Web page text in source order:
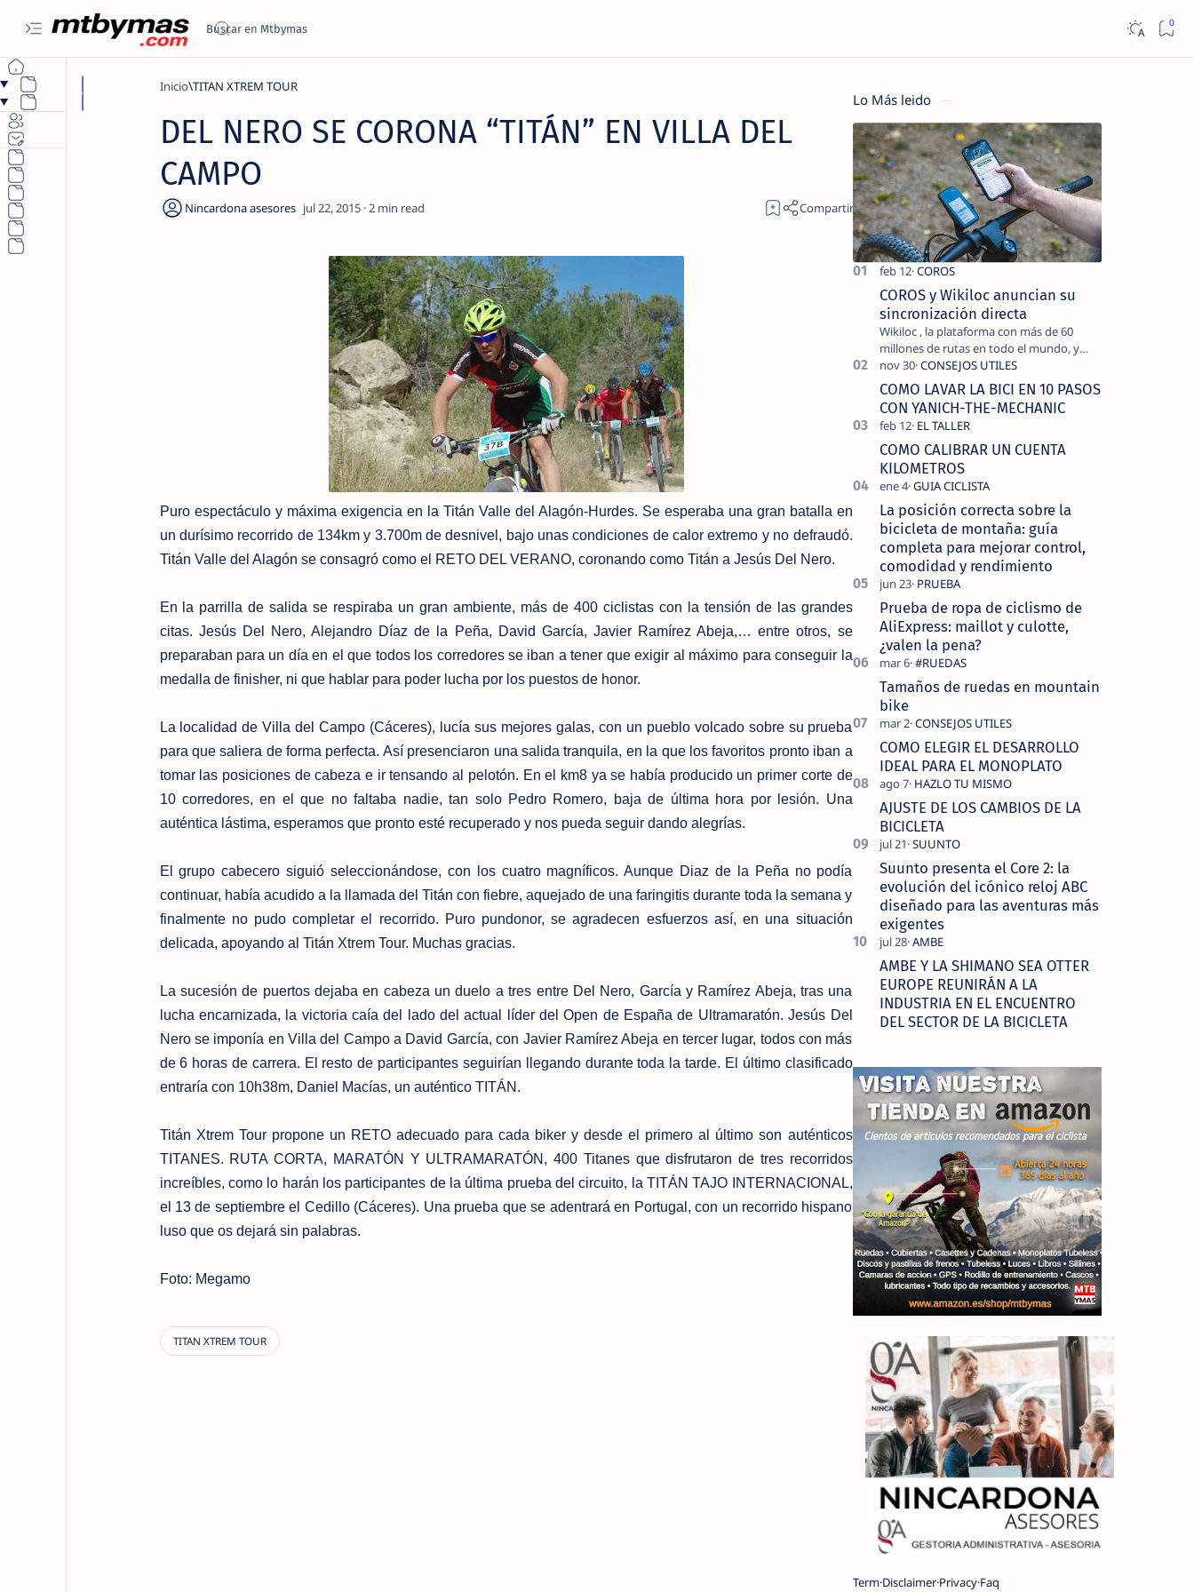
Inicio TITAN XTREM TOUR
DEL NERO SE CORONA “TITÁN” EN VILLA DEL
CAMPO
2
Puro espectáculo y máxima exigencia en la Titán Valle del Alagón-Hurdes. Se esperaba una gran batalla en
un durísimo recorrido de 134km y 3.700m de desnivel, bajo unas condiciones de calor extremo y no defraudó.
Titán Valle del Alagón se consagró como el RETO DEL VERANO, coronando como Titán a Jesús Del Nero.
En la parrilla de salida se respiraba un gran ambiente, más de 400 ciclistas con la tensión de las grandes
citas. Jesús Del Nero, Alejandro Díaz de la Peña, David García, Javier Ramírez Abeja,… entre otros, se
preparaban para un día en el que todos los corredores se iban a tener que exigir al máximo para conseguir la
medalla de finisher, ni que hablar para poder lucha por los puestos de honor.
La localidad de Villa del Campo (Cáceres), lucía sus mejores galas, con un pueblo volcado sobre su prueba
para que saliera de forma perfecta. Así presenciaron una salida tranquila, en la que los favoritos pronto iban a
tomar las posiciones de cabeza e ir tensando al pelotón. En el km8 ya se había producido un primer corte de
10 corredores, en el que no faltaba nadie, tan solo Pedro Romero, baja de última hora por lesión. Una
auténtica lástima, esperamos que pronto esté recuperado y nos pueda seguir dando alegrías.
El grupo cabecero siguió seleccionándose, con los cuatro magníficos. Aunque Diaz de la Peña no podía
continuar, había acudido a la llamada del Titán con fiebre, aquejado de una faringitis durante toda la semana y
finalmente no pudo completar el recorrido. Puro pundonor, se agradecen esfuerzos así, en una situación
delicada, apoyando al Titán Xtrem Tour. Muchas gracias.
La sucesión de puertos dejaba en cabeza un duelo a tres entre Del Nero, García y Ramírez Abeja, tras una
lucha encarnizada, la victoria caía del lado del actual líder del Open de España de Ultramaratón. Jesús Del
Nero se imponía en Villa del Campo a David García, con Javier Ramírez Abeja en tercer lugar, todos con más
de 6 horas de carrera. El resto de participantes seguirían llegando durante toda la tarde. El último clasificado
entraría con 10h38m, Daniel Macías, un auténtico TITÁN.
Titán Xtrem Tour propone un RETO adecuado para cada biker y desde el primero al último son auténticos
TITANES. RUTA CORTA, MARATÓN Y ULTRAMARATÓN, 400 Titanes que disfrutaron de tres recorridos
increíbles, como lo harán los participantes de la última prueba del circuito, la TITÁN TAJO INTERNACIONAL,
el 13 de septiembre el Cedillo (Cáceres). Una prueba que se adentrará en Portugal, con un recorrido hispano
luso que os dejará sin palabras.
Foto: Megamo
Lo Más leido
COROS y Wikiloc anuncian su
sincronización directa
Wikiloc , la plataforma con más de 60
millones de rutas en todo el mundo, y
COROS , marca de dispositivos GPS
reconocida mundialmente por su
tecnolo…
COMO LAVAR LA BICI EN 10 PASOS
CON YANICH-THE-MECHANIC
COMO CALIBRAR UN CUENTA
KILOMETROS
La posición correcta sobre la
bicicleta de montaña: guía
completa para mejorar control,
comodidad y rendimiento
Prueba de ropa de ciclismo de
AliExpress: maillot y culotte,
¿valen la pena?
Tamaños de ruedas en mountain
bike
COMO ELEGIR EL DESARROLLO
IDEAL PARA EL MONOPLATO
AJUSTE DE LOS CAMBIOS DE LA
BICICLETA
Suunto presenta el Core 2: la
evolución del icónico reloj ABC
diseñado para las aventuras más
exigentes
AMBE Y LA SHIMANO SEA OTTER
EUROPE REUNIRÁN A LA
INDUSTRIA EN EL ENCUENTRO
DEL SECTOR DE LA BICICLETA
TermDisclaimerPrivacyFaq